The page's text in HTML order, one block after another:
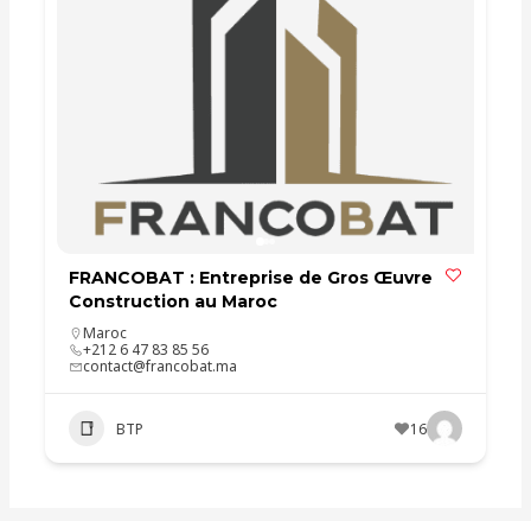
FRANCOBAT : Entreprise de Gros Œuvre
Construction au Maroc
Maroc
+212 6 47 83 85 56
contact@francobat.ma
BTP 16